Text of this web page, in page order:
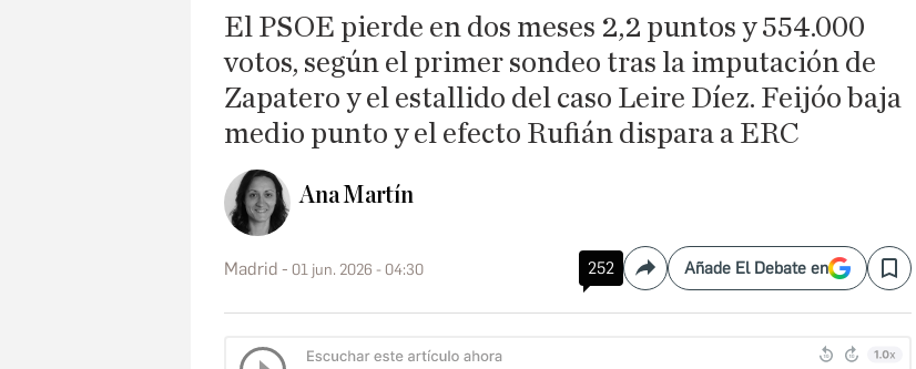
El PSOE pierde en dos meses 2,2 puntos y 554.000
votos, según el primer sondeo tras la imputación de
Zapatero y el estallido del caso Leire Díez. Feijóo baja
medio punto y el efecto Rufián dispara a ERC
Ana Martín
Madrid 01 jun. 2026 - 04:30 252 CompartirAñade El Debate en Save